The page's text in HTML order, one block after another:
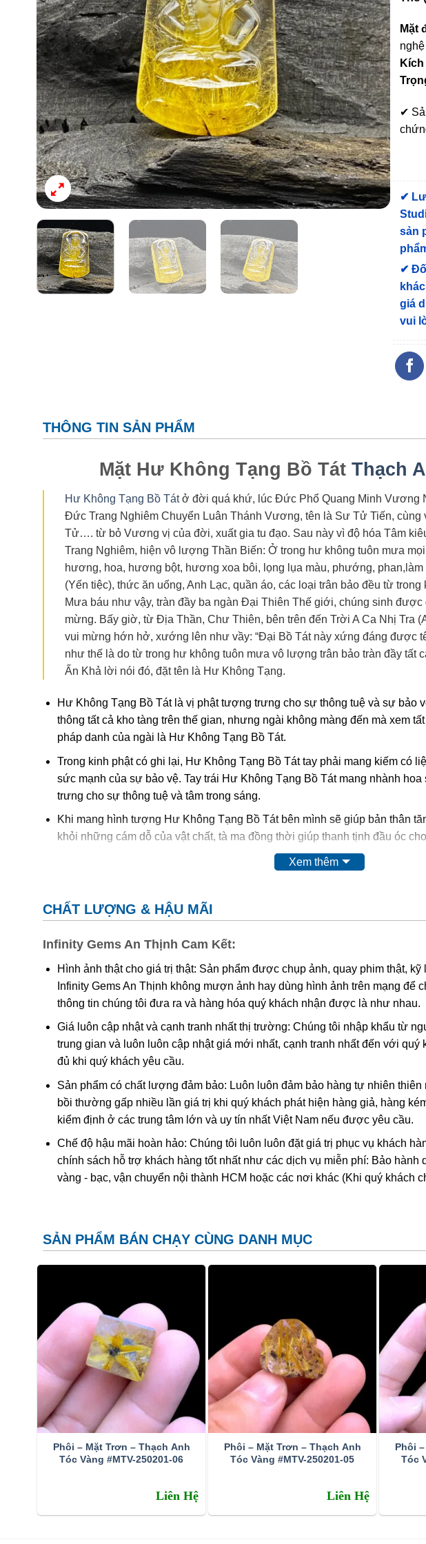
Mặt
✔
✔
sản
✔
giá
vui
THÔNG TIN SẢN PHẨM
Mặt Hư Không Tạng Bồ Tát Thạch
Hư Không Tạng Bồ Tátở đời quá khứ, lúc Đức Phổ Quang Minh Vương
Đức Trang Nghiêm Chuyển Luân Thánh Vương, tên là Sư Tử Tiến,
Tử…. từ bỏ Vương vị của đời, xuất gia tu đạo. Sau này vì độ hóa Tâm
Trang Nghiêm, hiện vô lượng Thần Biến: Ở trong hư không tuôn mưa
hương, hoa, hương bột, hương xoa bôi, lọng lụa màu, phướng,
(Yến tiệc), thức ăn uống, Anh Lạc, quần áo, các loại trân bảo đều từ
Mưa báu như vậy, tràn đầy ba ngàn Đại Thiên Thế giới, chúng sinh
mừng. Bấy giờ, từ Địa Thần, Chư Thiên, bên trên đến Trời A Ca Nhị Tra
vui mừng hớn hở, xướng lên như vầy: “Đại Bồ Tát này xứng đáng được
như thế là do từ trong hư không tuôn mưa vô lượng trân bảo tràn đầy tất
Ấn Khả lời nói đó, đặt tên là Hư Không Tạng.
Hư Không Tạng Bồ Tát là vị phật tượng trưng cho sự thông tuệ và sự bảo
thông tất cả kho tàng trên thế gian, nhưng ngài không màng đến mà xem
pháp danh của ngài là Hư Không Tạng Bồ Tát.
Trong kinh phật có ghi lại, Hư Không Tạng Bồ Tát tay phải mang kiếm có
sức mạnh của sự bảo vệ. Tay trái Hư Không Tạng Bồ Tát mang nhành
trưng cho sự thông tuệ và tâm trong sáng.
Khi mang hình tượng Hư Không Tạng Bồ Tát bên mình sẽ giúp bản thân
khỏi những cám dỗ của vật chất, tà ma đồng thời giúp thanh tịnh đầu óc
Xem thêm
CHẤT LƯỢNG & HẬU MÃI
Infinity Gems An Thịnh Cam Kết:
Hình ảnh thật cho giá trị thật: Sản phẩm được chụp ảnh, quay phim thật,
Infinity Gems An Thịnh không mượn ảnh hay dùng hình ảnh trên mạng để
thông tin chúng tôi đưa ra và hàng hóa quý khách nhận được là như nhau.
Giá luôn cập nhật và cạnh tranh nhất thị trường: Chúng tôi nhập khẩu từ
trung gian và luôn luôn cập nhật giá mới nhất, cạnh tranh nhất đến với quý
đủ khi quý khách yêu cầu.
Sản phẩm có chất lượng đảm bảo: Luôn luôn đảm bảo hàng tự nhiên
bồi thường gấp nhiều lần giá trị khi quý khách phát hiện hàng giả, hàng
kiểm định ở các trung tâm lớn và uy tín nhất Việt Nam nếu được yêu cầu.
Chế độ hậu mãi hoàn hảo: Chúng tôi luôn luôn đặt giá trị phục vụ khách
chính sách hỗ trợ khách hàng tốt nhất như các dịch vụ miễn phí: Bảo hành
vàng - bạc, vận chuyển nội thành HCM hoặc các nơi khác (Khi quý khách
SẢN PHẨM BÁN CHẠY CÙNG DANH MỤC
Phôi – Mặt Trơn – Thạch Anh
Tóc Vàng #MTV-250201-06
Liên Hệ
Phôi – Mặt Trơn – Thạch Anh
Tóc Vàng #MTV-250201-05
Liên Hệ
Phôi
Tóc